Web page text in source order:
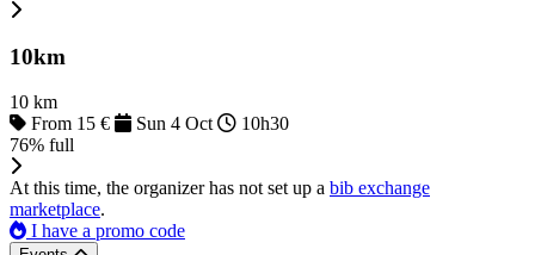
10km
10 km
From 15 €
Sun 4 Oct
10h30
76% full
At this time, the organizer has not set up a bib exchange
marketplace.
I have a promo code